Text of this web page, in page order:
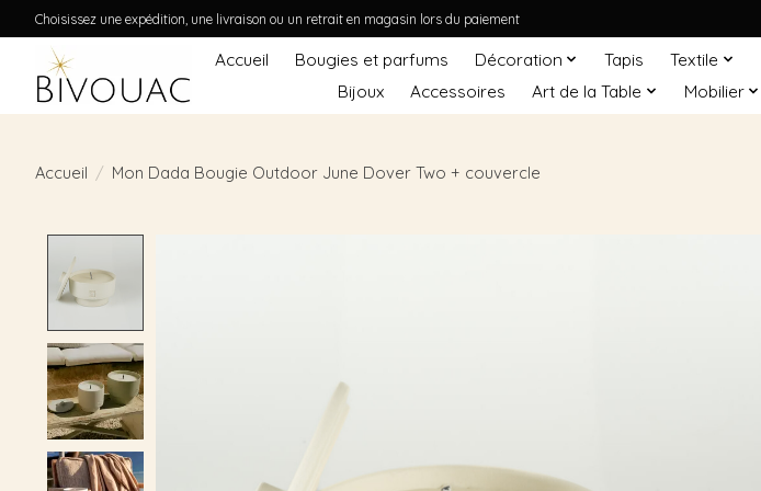
Choisissez une expédition, une livraison ou un retrait en magasin lors du paiement
Accueil Bougies et parfums Décoration Tapis Textile
Bijoux
Accessoires Art de la Table Mobilier
Accueil / Mon Dada Bougie Outdoor June Dover Two + couvercle